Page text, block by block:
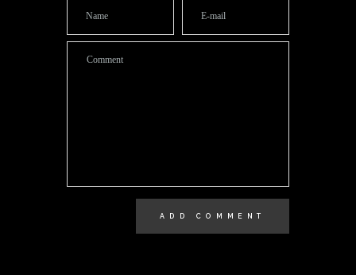
ADD COMMENT